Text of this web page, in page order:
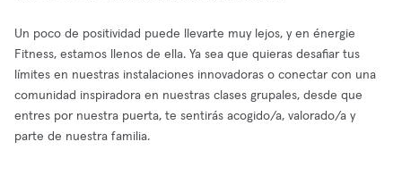
Un poco de positividad puede llevarte muy lejos, y en énergie
Fitness, estamos llenos de ella. Ya sea que quieras desafiar tus
límites en nuestras instalaciones innovadoras o conectar con una
comunidad inspiradora en nuestras clases grupales, desde que
entres por nuestra puerta, te sentirás acogido/a, valorado/a y
parte de nuestra familia.